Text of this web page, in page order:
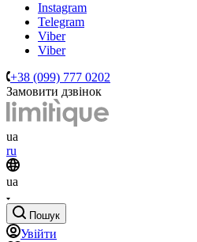
Instagram
Telegram
Viber
Viber
+38 (099) 777 0202
Замовити дзвінок
ua
ru
ua
Пошук
Увійти